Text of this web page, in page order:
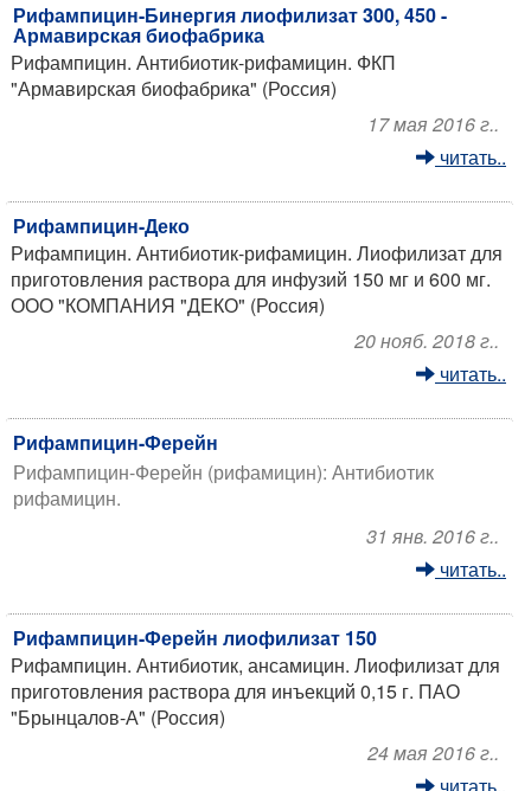
Рифампицин-Бинергия лиофилизат 300, 450 -
Армавирская биофабрика
Рифампицин. Антибиотик-рифамицин. ФКП
"Армавирская биофабрика" (Россия)
17 мая 2016 г..
читать..
Рифампицин-Деко
Рифампицин. Антибиотик-рифамицин. Лиофилизат для
приготовления раствора для инфузий 150 мг и 600 мг.
ООО "КОМПАНИЯ "ДЕКО" (Россия)
20 нояб. 2018 г..
читать..
Рифампицин-Ферейн
Рифампицин-Ферейн (рифамицин): Антибиотик
рифамицин.
31 янв. 2016 г..
читать..
Рифампицин-Ферейн лиофилизат 150
Рифампицин. Антибиотик, ансамицин. Лиофилизат для
приготовления раствора для инъекций 0,15 г. ПАО
"Брынцалов-А" (Россия)
24 мая 2016 г..